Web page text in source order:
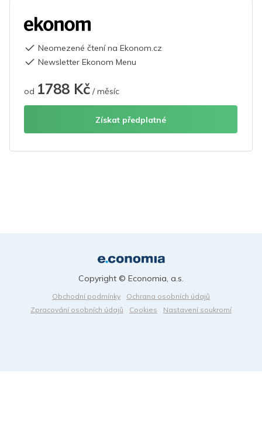
Neomezené čtení na Ekonom.cz
Newsletter Ekonom Menu
od 1788 Kč / měsíc
Získat předplatné
Obchodní podmínky
Ochrana osobních údajů
Zpracování osobních údajů
Cookies Nastavení soukromí
Copyright © Economia, a.s.